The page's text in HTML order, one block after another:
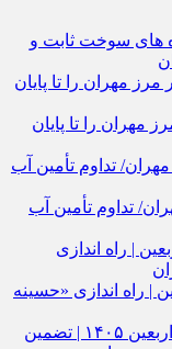
های سوخت ثابت و
مهران را تا پایان
مرز مهران/ تداوم تأمین آب
| راه‌ اندازی «حسینه